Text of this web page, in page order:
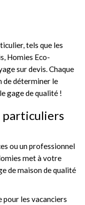
tels que les
Homies Eco-
sur devis. Chaque
de déterminer le
gage de qualité !
particuliers
ou un professionnel
met à votre
de maison de qualité
les vacanciers